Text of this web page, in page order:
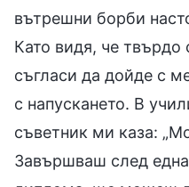
вътрешни борби
Като видя, че
съгласи да дойде с
с напускането. В
съветник ми каза:
Завършваш след